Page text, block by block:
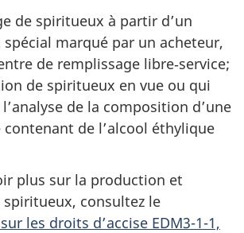
de spiritueux à partir d’un
marqué par un acheteur,
de remplissage libre‑service;
de spiritueux en vue ou qui
de la composition d’une
contenant de l’alcool éthylique
plus sur la production et
spiritueux, consultez le
les droits d’accise EDM3-1-1,